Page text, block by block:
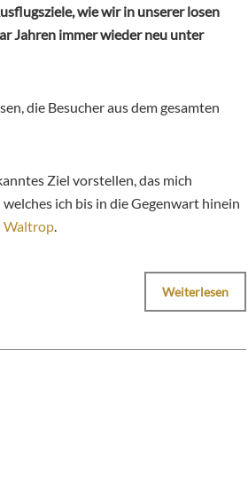
wie wir in unserer losen
Jahren immer wieder neu unter
die Besucher aus dem gesamten
Ziel vorstellen, das mich
ich bis in die Gegenwart hinein
Waltrop.
Weiterlesen